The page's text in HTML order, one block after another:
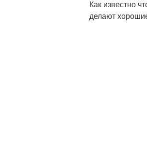
Как известно
делают